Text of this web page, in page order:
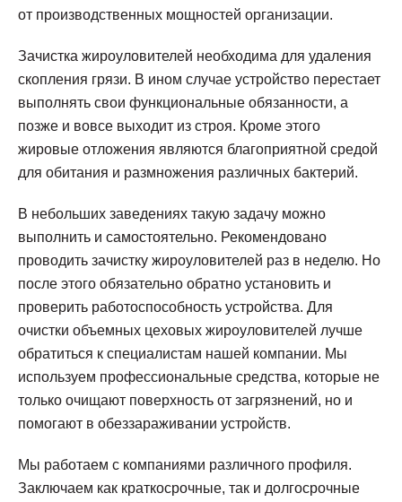
от производственных мощностей организации.
Зачистка жироуловителей необходима для удаления
скопления грязи. В ином случае устройство перестает
выполнять свои функциональные обязанности, а
позже и вовсе выходит из строя. Кроме этого
жировые отложения являются благоприятной средой
для обитания и размножения различных бактерий.
В небольших заведениях такую задачу можно
выполнить и самостоятельно. Рекомендовано
проводить зачистку жироуловителей раз в неделю. Но
после этого обязательно обратно установить и
проверить работоспособность устройства. Для
очистки объемных цеховых жироуловителей лучше
обратиться к специалистам нашей компании. Мы
используем профессиональные средства, которые не
только очищают поверхность от загрязнений, но и
помогают в обеззараживании устройств.
Мы работаем с компаниями различного профиля.
Заключаем как краткосрочные, так и долгосрочные